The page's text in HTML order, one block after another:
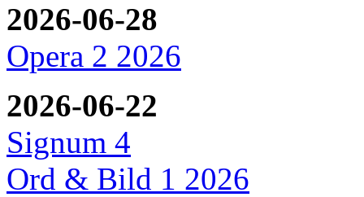
2026-06-28
Opera 2 2026
2026-06-22
Signum 4
Ord & Bild 1 2026